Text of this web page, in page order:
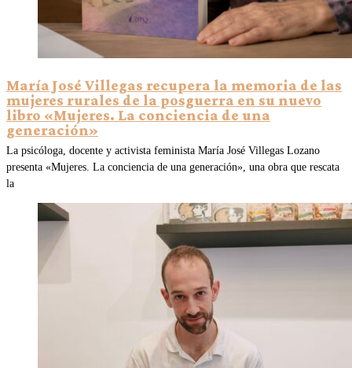
María José Villegas recupera la memoria de las
mujeres rurales de la posguerra en su nuevo
libro «Mujeres. La conciencia de una
generación»
La psicóloga, docente y activista feminista María José Villegas Lozano
presenta «Mujeres. La conciencia de una generación», una obra que rescata
la